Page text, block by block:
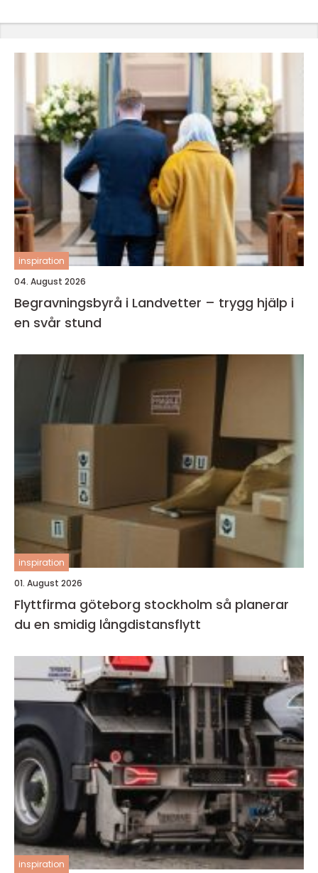
inspiration
04. August 2026
Begravningsbyrå i Landvetter – trygg hjälp i
en svår stund
inspiration
01. August 2026
Flyttfirma göteborg stockholm så planerar
du en smidig långdistansflytt
inspiration